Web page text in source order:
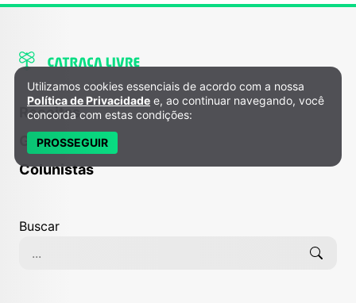
Receitas
Gira
Colunistas
Buscar
Política de Privacidade e Cookies
Utilizamos cookies essenciais de acordo com a nossa
Política de Privacidade e, ao continuar navegando, você
concorda com estas condições:
PROSSEGUIR